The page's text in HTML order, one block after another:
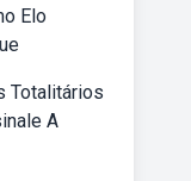
Elo
Totalitários
A